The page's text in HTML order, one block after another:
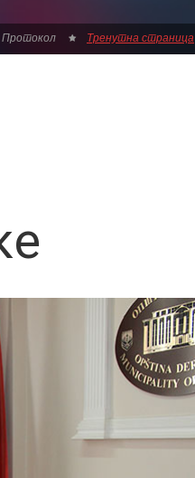
Протокол Тренутна страница